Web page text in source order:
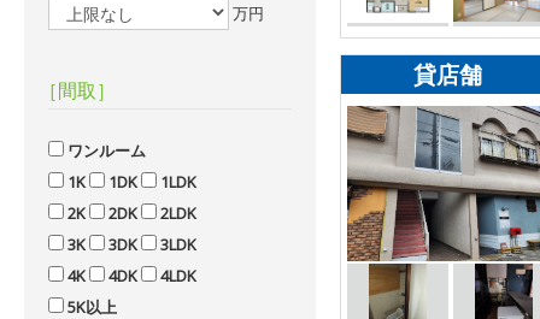
万円
［間取］
ワンルーム
1K
1DK
1LDK
2K
2DK
2LDK
3K
3DK
3LDK
4K
4DK
4LDK
5K以上
貸店舗